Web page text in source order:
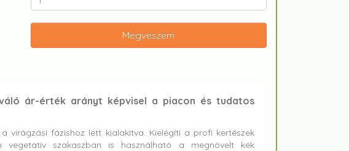
Megveszem
ár-érték arányt képvisel a piacon és tudatos
virágzási fázishoz lett kialakítva. Kielégíti a profi kertészek
vegetatív szakaszban is használható a megnövelt kék